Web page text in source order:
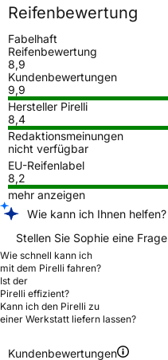
Reifenbewertung
Fabelhaft
Reifenbewertung
8,9
Kundenbewertungen
9,9
Hersteller Pirelli
8,4
Redaktionsmeinungen
nicht verfügbar
EU-Reifenlabel
8,2
mehr anzeigen
Wie kann ich Ihnen helfen?
Stellen Sie Sophie eine Frage
Wie schnell kann ich
mit dem Pirelli fahren?
Ist der
Pirelli effizient?
Kann ich den Pirelli zu
einer Werkstatt liefern lassen?
Kundenbewertungen